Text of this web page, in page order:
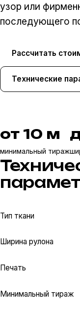
узор или
последующего
Рассчитать
Технические
от 10 м
минимальный тираж
Тип ткани
Ширина рулона
Печать
Минимальный тираж